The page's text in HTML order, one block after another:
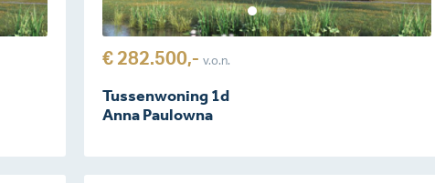
€ 282.500,- v.o.n.
Tussenwoning 1d
Anna Paulowna